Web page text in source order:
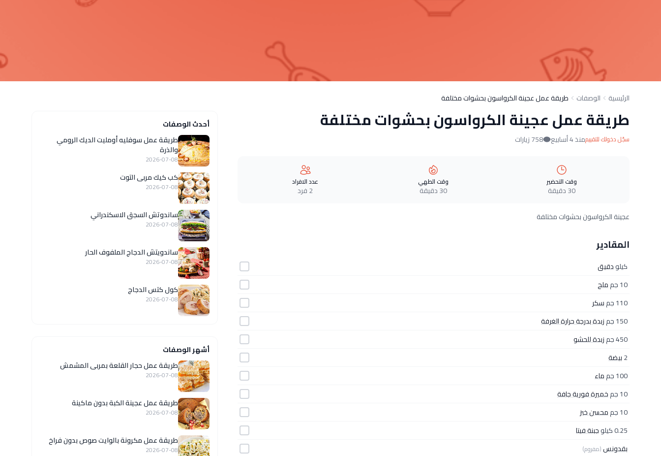
الرئيسية الوصفات طريقة عمل عجينة الكرواسون بحشوات مختلفة
طريقة عمل عجينة الكرواسون بحشوات مختلفة
سجّل دخولك للتقييممنذ 4 أسابيع 758 زيارات
وقت التحضير
30 دقيقة
وقت الطهي
30 دقيقة
عدد الافراد
2 فرد
عجينة الكرواسون بحشوات مختلفة
المقادير
كيلودقيق
10 جم
ملح
110 جم
سكر
150 جم
زبدة بدرجة حرارة الغرفة
450 جم
زبدة للحشو
2بيضة
100 جم
ماء
10 جم
خميرة فورية جافة
10 جم
محسن خبز
0.25 كيلو
جبنة فيتا
بقدونس(مفروم)
أحدث الوصفات
طريقة عمل سوفليه أومليت الديك الرومي
والذرة
2026-07-08
كب كيك مربى التوت
2026-07-08
ساندوتش السجق الاسكندراني
2026-07-08
ساندويتش الدجاج الملفوف الحار
2026-07-08
كول كتس الدجاج
2026-07-08
أشهر الوصفات
طريقة عمل حجار القلعة بمربى المشمش
2026-07-08
طريقة عمل عجينة الكبة بدون ماكينة
2026-07-08
طريقة عمل مكرونة بالوايت صوص بدون فراخ
2026-07-08